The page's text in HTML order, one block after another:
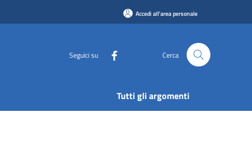
Accedi all'area personale
Seguici su Cerca
Tutti gli argomenti